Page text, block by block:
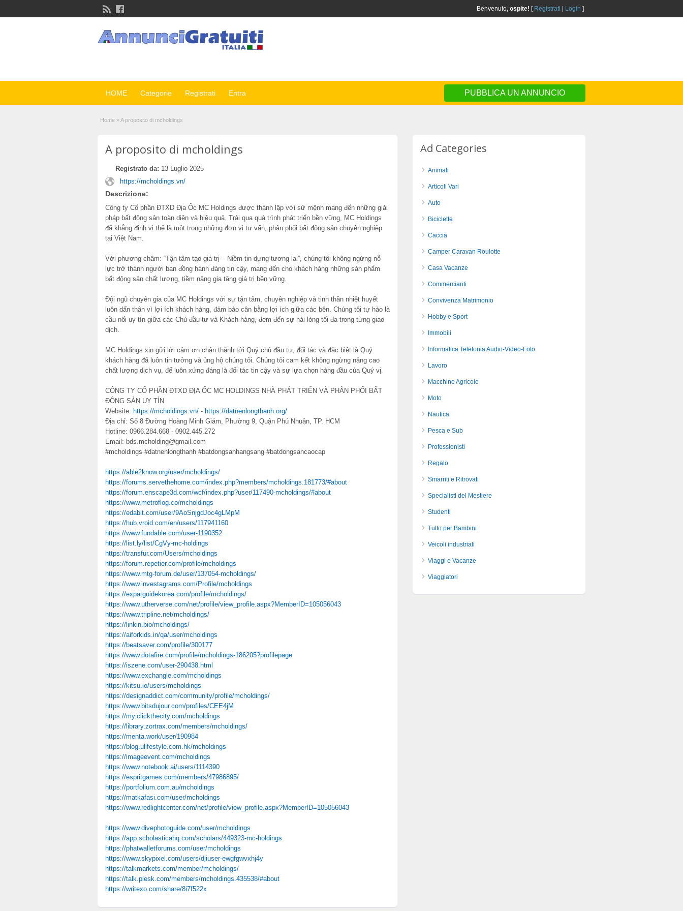
Benvenuto, ospite! [ Registrati Login ]
HOME Categorie Registrati Entra PUBBLICA UN ANNUNCIO
Home »A proposito di mcholdings
A proposito di mcholdings
Registrato da: 13 Luglio 2025
https://mcholdings.vn/
Descrizione:
Công ty Cổ phần ĐTXD Địa Ốc MC Holdings được thành lập với sứ mệnh mang đến những giải
pháp bất động sản toàn diện và hiệu quả. Trải qua quá trình phát triển bền vững, MC Holdings
đã khẳng định vị thế là một trong những đơn vị tư vấn, phân phối bất động sản chuyên nghiệp
tại Việt Nam.
Với phương châm: “Tận tâm tạo giá trị – Niềm tin dựng tương lai”, chúng tôi không ngừng nỗ
lực trở thành người bạn đồng hành đáng tin cậy, mang đến cho khách hàng những sản phẩm
bất động sản chất lượng, tiềm năng gia tăng giá trị bền vững.
Đội ngũ chuyên gia của MC Holdings với sự tận tâm, chuyên nghiệp và tinh thần nhiệt huyết
luôn dấn thân vì lợi ích khách hàng, đảm bảo cân bằng lợi ích giữa các bên. Chúng tôi tự hào là
cầu nối uy tín giữa các Chủ đầu tư và Khách hàng, đem đến sự hài lòng tối đa trong từng giao
dịch.
MC Holdings xin gửi lời cảm ơn chân thành tới Quý chủ đầu tư, đối tác và đặc biệt là Quý
khách hàng đã luôn tin tưởng và ủng hộ chúng tôi. Chúng tôi cam kết không ngừng nâng cao
chất lượng dịch vụ, để luôn xứng đáng là đối tác tin cậy và sự lựa chọn hàng đầu của Quý vị.
CÔNG TY CỔ PHẦN ĐTXD ĐỊA ỐC MC HOLDINGS NHÀ PHÁT TRIỂN VÀ PHÂN PHỐI BẤT
ĐỘNG SẢN UY TÍN
Website: https://mcholdings.vn/ - https://datnenlongthanh.org/
Địa chỉ: Số 8 Đường Hoàng Minh Giám, Phường 9, Quận Phú Nhuận, TP. HCM
Hotline: 0966.284.668 - 0902.445.272
Email: bds.mcholding@gmail.com
#mcholdings #datnenlongthanh #batdongsanhangsang #batdongsancaocap
https://able2know.org/user/mcholdings/
https://forums.servethehome.com/index.php?members/mcholdings.181773/#about
https://forum.enscape3d.com/wcf/index.php?user/117490-mcholdings/#about
https://www.metroflog.co/mcholdings
https://edabit.com/user/9AoSnjgdJoc4gLMpM
https://hub.vroid.com/en/users/117941160
https://www.fundable.com/user-1190352
https://list.ly/list/CgVy-mc-holdings
https://transfur.com/Users/mcholdings
https://forum.repetier.com/profile/mcholdings
https://www.mtg-forum.de/user/137054-mcholdings/
https://www.investagrams.com/Profile/mcholdings
https://expatguidekorea.com/profile/mcholdings/
https://www.utherverse.com/net/profile/view_profile.aspx?MemberID=105056043
https://www.tripline.net/mcholdings/
https://linkin.bio/mcholdings/
https://aiforkids.in/qa/user/mcholdings
https://beatsaver.com/profile/300177
https://www.dotafire.com/profile/mcholdings-186205?profilepage
https://iszene.com/user-290438.html
https://www.exchangle.com/mcholdings
https://kitsu.io/users/mcholdings
https://designaddict.com/community/profile/mcholdings/
https://www.bitsdujour.com/profiles/CEE4jM
https://my.clickthecity.com/mcholdings
https://library.zortrax.com/members/mcholdings/
https://menta.work/user/190984
https://blog.ulifestyle.com.hk/mcholdings
https://imageevent.com/mcholdings
https://www.notebook.ai/users/1114390
https://espritgames.com/members/47986895/
https://portfolium.com.au/mcholdings
https://matkafasi.com/user/mcholdings
https://www.redlightcenter.com/net/profile/view_profile.aspx?MemberID=105056043
https://www.divephotoguide.com/user/mcholdings
https://app.scholasticahq.com/scholars/449323-mc-holdings
https://phatwalletforums.com/user/mcholdings
https://www.skypixel.com/users/djiuser-ewgfgwvxhj4y
https://talkmarkets.com/member/mcholdings/
https://talk.plesk.com/members/mcholdings.435538/#about
https://writexo.com/share/8i7f522x
Ad Categories
Animali
Articoli Vari
Auto
Biciclette
Caccia
Camper Caravan Roulotte
Casa Vacanze
Commercianti
Convivenza Matrimonio
Hobby e Sport
Immobili
Informatica Telefonia Audio-Video-Foto
Lavoro
Macchine Agricole
Moto
Nautica
Pesca e Sub
Professionisti
Regalo
Smarriti e Ritrovati
Specialisti del Mestiere
Studenti
Tutto per Bambini
Veicoli industriali
Viaggi e Vacanze
Viaggiatori